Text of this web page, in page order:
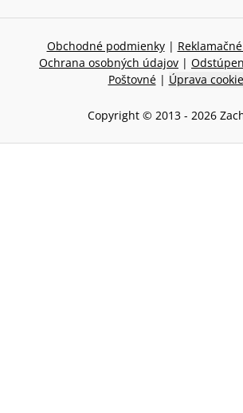
Obchodné podmienky |
Ochrana osobných údajov |
Poštovné | Úprava
Copyright © 2013 - 2026